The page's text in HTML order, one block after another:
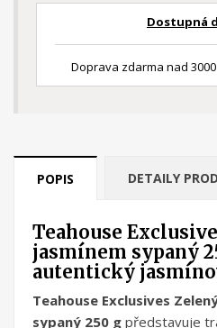
Dostupná
Doprava zdarma nad
POPIS DETAILY
Teahouse
jasmínem sypaný
autentický
Teahouse Exclusives
sypaný 250 g představuje